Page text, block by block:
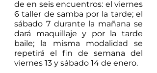
de en seis encuentros: el viernes
6 taller de samba por la tarde; el
sábado 7 durante la mañana se
dará maquillaje y por la tarde
baile; la misma modalidad se
repetirá el fin de semana del
viernes 13 y sábado 14 de enero.